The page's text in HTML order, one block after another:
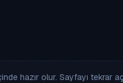
hazır olur. Sayfayı tekrar